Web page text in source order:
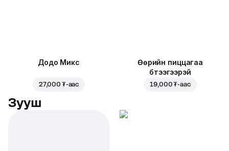
Додо Микс
27,000 ₮-аас
Өөрийн пиццагаа
бүтээгээрэй
19,000 ₮-аас
Зууш